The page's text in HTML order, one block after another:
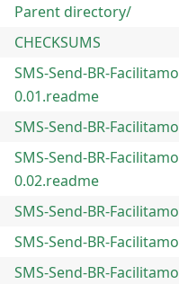
Parent directory/
CHECKSUMS
SMS-Send-BR-
0.01.readme
SMS-Send-BR-
SMS-Send-BR-
0.02.readme
SMS-Send-BR-
SMS-Send-BR-
SMS-Send-BR-